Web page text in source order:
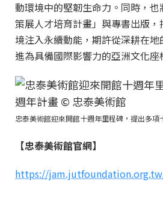
動環境中的堅韌生命力。同時，
策展人才培育計畫」與專書出版
境注入永續動能，期許從深耕在
進為具備國際影響力的亞洲文化座
忠泰美術館迎來開館十週年里程碑，提出多
【忠泰美術館官網】
https://